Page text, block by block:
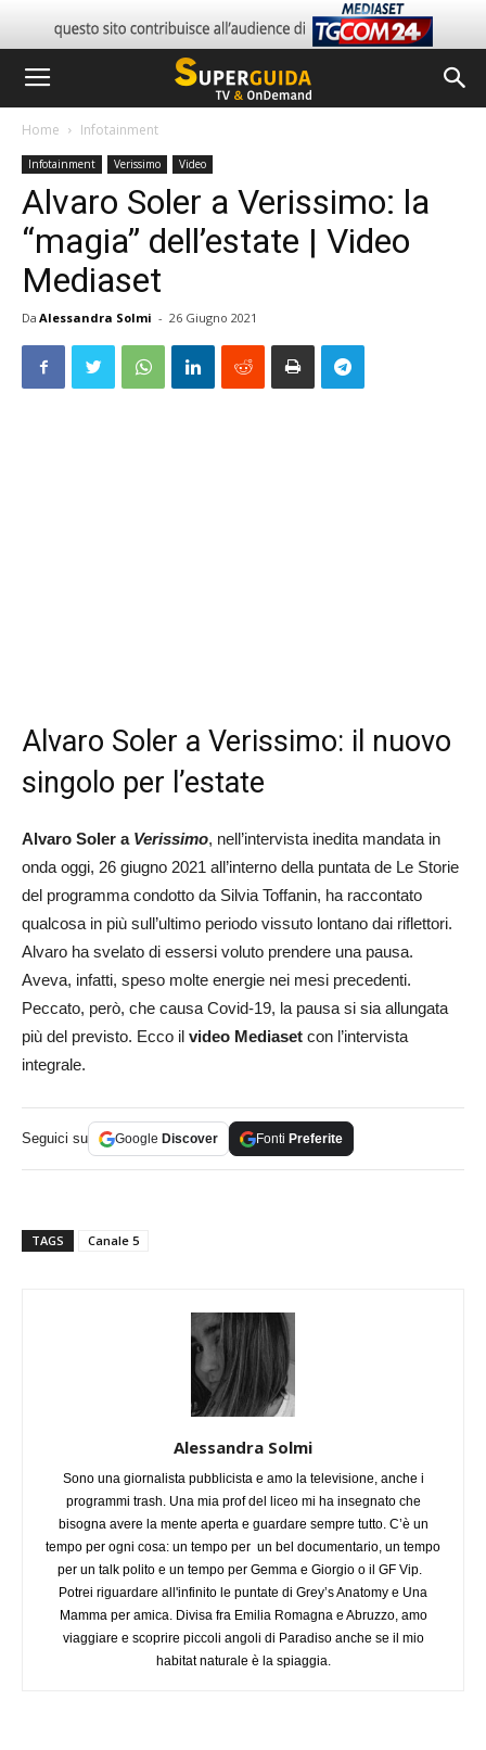
Home Infotainment
Infotainment Verissimo Video
Alvaro Soler a Verissimo: la
“magia” dell’estate | Video
Mediaset
Da Alessandra Solmi - 26 Giugno 2021
Alvaro Soler a Verissimo: il nuovo
singolo per l’estate
Alvaro Soler a Verissimo, nell’intervista inedita mandata in
onda oggi, 26 giugno 2021 all’interno della puntata de Le Storie
del programma condotto da Silvia Toffanin, ha raccontato
qualcosa in più sull’ultimo periodo vissuto lontano dai riflettori.
Alvaro ha svelato di essersi voluto prendere una pausa.
Aveva, infatti, speso molte energie nei mesi precedenti.
Peccato, però, che causa Covid-19, la pausa si sia allungata
più del previsto. Ecco il video Mediaset con l’intervista
integrale.
Seguici su Google Discover Fonti Preferite
TAGS Canale 5
Alessandra Solmi
Sono una giornalista pubblicista e amo la televisione, anche i
programmi trash. Una mia prof del liceo mi ha insegnato che
bisogna avere la mente aperta e guardare sempre tutto. C’è un
tempo per ogni cosa: un tempo per un bel documentario, un tempo
per un talk polito e un tempo per Gemma e Giorgio o il GF Vip.
Potrei riguardare all'infinito le puntate di Grey’s Anatomy e Una
Mamma per amica. Divisa fra Emilia Romagna e Abruzzo, amo
viaggiare e scoprire piccoli angoli di Paradiso anche se il mio
habitat naturale è la spiaggia.